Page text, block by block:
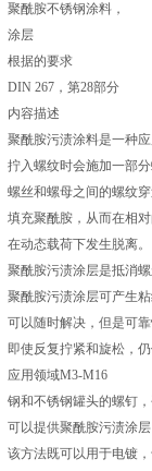
聚酰胺不锈钢涂料，
涂层
根据的要求
DIN 267，第28部分
内容描述
聚酰胺污渍涂料是一种
拧入螺纹时会施加一部
螺丝和螺母之间的螺纹
填充聚酰胺，从而在相
在动态载荷下发生脱离。
聚酰胺污渍涂层是抵消
聚酰胺污渍涂层可产生
可以随时解决，但是可
即使反复拧紧和旋松，
应用领域M3-M16
钢和不锈钢罐头的螺钉
可以提供聚酰胺污渍涂
该方法既可以用于电镀